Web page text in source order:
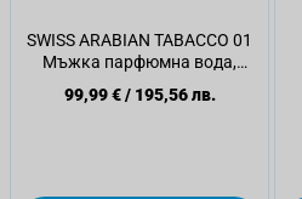
SWISS ARABIAN TABACCO 01
Мъжка парфюмна вода,
50мл.
99,99 €/ 195,56 лв.